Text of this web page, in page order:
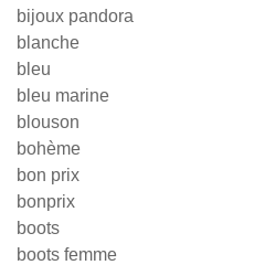
bijoux pandora
blanche
bleu
bleu marine
blouson
bohème
bon prix
bonprix
boots
boots femme